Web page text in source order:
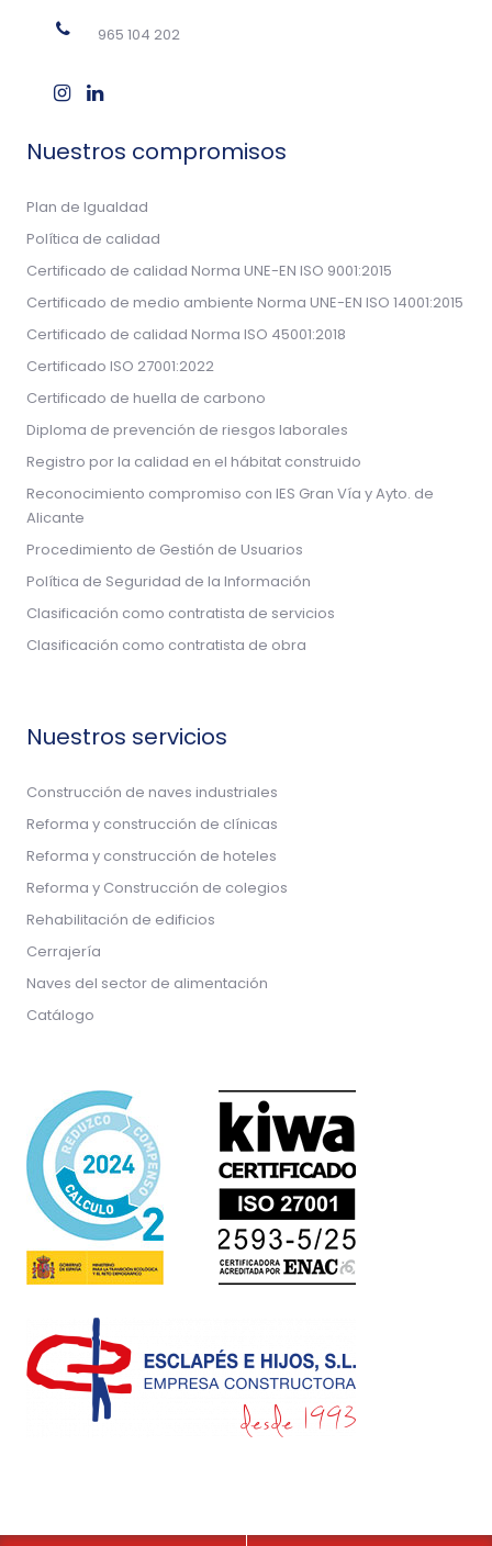
965 104 202
Nuestros compromisos
Plan de Igualdad
Política de calidad
Certificado de calidad Norma UNE-EN ISO 9001:2015
Certificado de medio ambiente Norma UNE-EN ISO 14001:2015
Certificado de calidad Norma ISO 45001:2018
Certificado ISO 27001:2022
Certificado de huella de carbono
Diploma de prevención de riesgos laborales
Registro por la calidad en el hábitat construido
Reconocimiento compromiso con IES Gran Vía y Ayto. de
Alicante
Procedimiento de Gestión de Usuarios
Política de Seguridad de la Información
Clasificación como contratista de servicios
Clasificación como contratista de obra
Nuestros servicios
Construcción de naves industriales
Reforma y construcción de clínicas
Reforma y construcción de hoteles
Reforma y Construcción de colegios
Rehabilitación de edificios
Cerrajería
Naves del sector de alimentación
Catálogo